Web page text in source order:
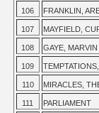
106 FRANKLIN,
107 MAYFIELD,
108 GAYE, MARVIN
109
110 MIRACLES,
111 PARLIAMENT